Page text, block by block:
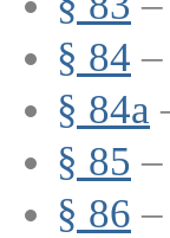
§ 84
§ 84a
§ 85
§ 86